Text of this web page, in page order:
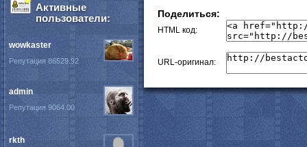
Поделиться:
HTML код:
URL-оригинал:
Активные
пользователи:
wowkaster
Репутация 86529.92
admin
Репутация 9064.00
rkth